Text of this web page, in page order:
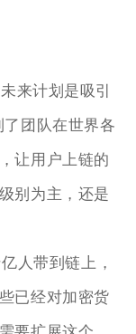
来计划是吸引
团队在世界各
让用户上链的
别为主，还是
人带到链上，
已经对加密货